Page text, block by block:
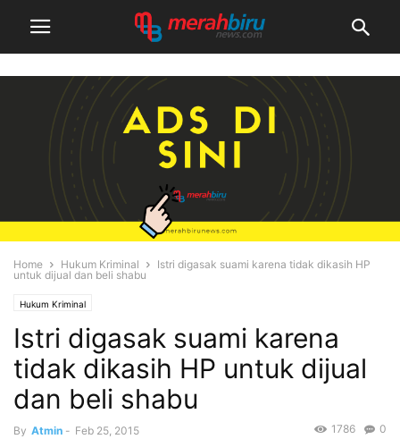
Home Hukum Kriminal
Istri digasak suami karena tidak dikasih HP
untuk dijual dan beli shabu
Hukum Kriminal
Istri digasak suami karena
tidak dikasih HP untuk dijual
dan beli shabu
By Atmin - Feb 25, 2015 0
1786